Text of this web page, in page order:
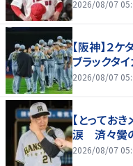
2026/08/07
【阪神】２
ブラックタ
2026/08/07
【とってお
涙 済々黌の
2026/08/07